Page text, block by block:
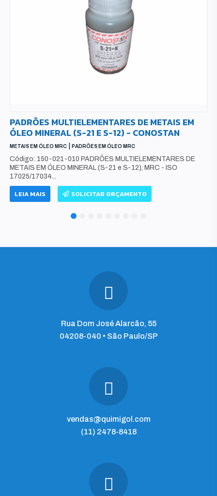
PADRÕES MULTIELEMENTARES DE METAIS EM
ÓLEO MINERAL (S-21 E S-12) - CONOSTAN
METAIS EM ÓLEO MRC PADRÕES EM ÓLEO MRC
Código: 150-021-010 PADRÕES MULTIELEMENTARES DE
METAIS EM ÓLEO MINERAL (S-21 e S-12), MRC - ISO
17025/17034...
LEIA MAIS SOLICITAR ORÇAMENTO
4
Rua Dom José Alarcão, 55
04208-040 • São Paulo/SP
vendas@quimigol.com
(11) 2478-8418